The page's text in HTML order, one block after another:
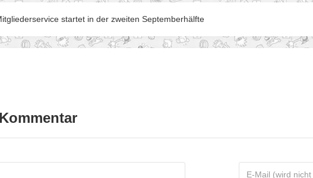
startet in der zweiten Septemberhälfte